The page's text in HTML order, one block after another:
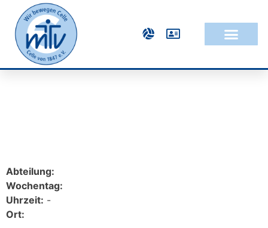
Abteilung:
Wochentag:
Uhrzeit: -
Ort: